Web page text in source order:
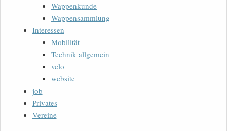
Wappenkunde
Wappensammlung
Interessen
Mobilität
Technik allgemein
velo
website
job
Privates
Vereine